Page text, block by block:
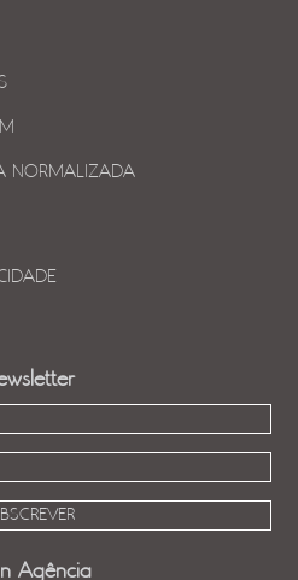
NORMALIZADA
Agência